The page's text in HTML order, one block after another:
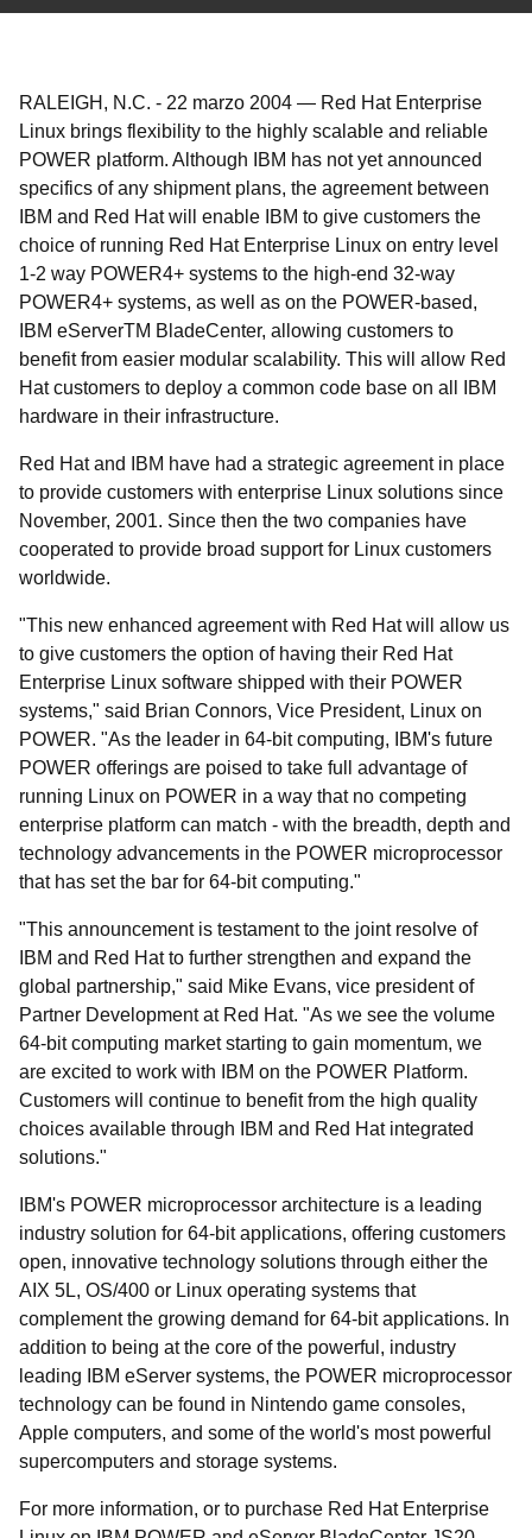
RALEIGH, N.C. - 22 marzo 2004 — Red Hat Enterprise
Linux brings flexibility to the highly scalable and reliable
POWER platform. Although IBM has not yet announced
specifics of any shipment plans, the agreement between
IBM and Red Hat will enable IBM to give customers the
choice of running Red Hat Enterprise Linux on entry level
1-2 way POWER4+ systems to the high-end 32-way
POWER4+ systems, as well as on the POWER-based,
IBM eServerTM BladeCenter, allowing customers to
benefit from easier modular scalability. This will allow Red
Hat customers to deploy a common code base on all IBM
hardware in their infrastructure.
Red Hat and IBM have had a strategic agreement in place
to provide customers with enterprise Linux solutions since
November, 2001. Since then the two companies have
cooperated to provide broad support for Linux customers
worldwide.
"This new enhanced agreement with Red Hat will allow us
to give customers the option of having their Red Hat
Enterprise Linux software shipped with their POWER
systems," said Brian Connors, Vice President, Linux on
POWER. "As the leader in 64-bit computing, IBM's future
POWER offerings are poised to take full advantage of
running Linux on POWER in a way that no competing
enterprise platform can match - with the breadth, depth and
technology advancements in the POWER microprocessor
that has set the bar for 64-bit computing."
"This announcement is testament to the joint resolve of
IBM and Red Hat to further strengthen and expand the
global partnership," said Mike Evans, vice president of
Partner Development at Red Hat. "As we see the volume
64-bit computing market starting to gain momentum, we
are excited to work with IBM on the POWER Platform.
Customers will continue to benefit from the high quality
choices available through IBM and Red Hat integrated
solutions."
IBM's POWER microprocessor architecture is a leading
industry solution for 64-bit applications, offering customers
open, innovative technology solutions through either the
AIX 5L, OS/400 or Linux operating systems that
complement the growing demand for 64-bit applications. In
addition to being at the core of the powerful, industry
leading IBM eServer systems, the POWER microprocessor
technology can be found in Nintendo game consoles,
Apple computers, and some of the world's most powerful
supercomputers and storage systems.
For more information, or to purchase Red Hat Enterprise